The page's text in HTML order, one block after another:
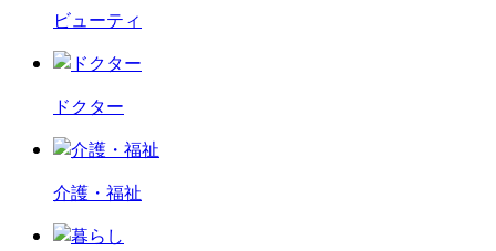
ビューティ
ドクター
介護・福祉